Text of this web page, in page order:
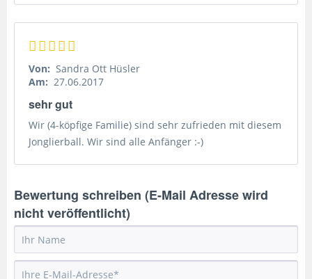
Von: Sandra Ott Hüsler
Am: 27.06.2017
sehr gut
Wir (4-köpfige Familie) sind sehr zufrieden mit diesem
Jonglierball. Wir sind alle Anfänger :-)
Bewertung schreiben (E-Mail Adresse wird
nicht veröffentlicht)